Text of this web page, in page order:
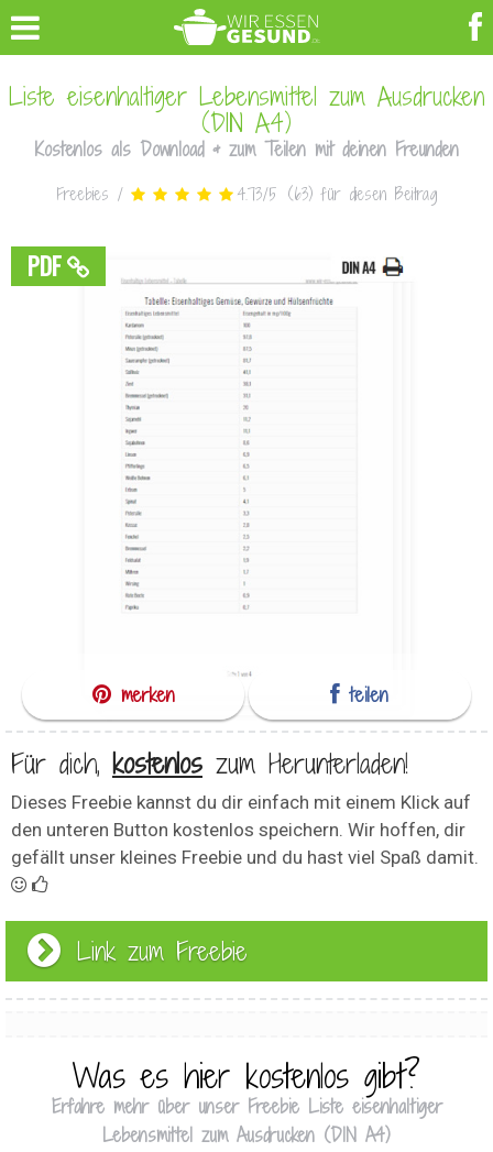
Liste eisenhaltiger Lebensmittel zum Ausdrucken
(DIN A4)
Kostenlos als Download & zum Teilen mit deinen Freunden
Freebies / 4.73/5 (63) für diesen Beitrag
PDF
merken teilen
Für dich, kostenlos zum Herunterladen!
Dieses Freebie kannst du dir einfach mit einem Klick auf
den unteren Button kostenlos speichern. Wir hoffen, dir
gefällt unser kleines Freebie und du hast viel Spaß damit.
Link zum Freebie
Was es hier kostenlos gibt?
Erfahre mehr über unser Freebie Liste eisenhaltiger
Lebensmittel zum Ausdrucken (DIN A4)